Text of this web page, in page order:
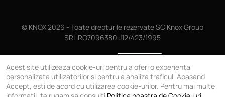
© KNOX 2026 - Toate drepturile rezervate SC Knox Group
SRL RO7096380 J12/423/1995
Acest site utilizeaza cookie-uri pentru a oferi o experienta
personalizata utilizatorilor si pentru a analiza traficul. Apasand
Accept, esti de acord cu utilizarea cookie-urilor. Pentru mai multe